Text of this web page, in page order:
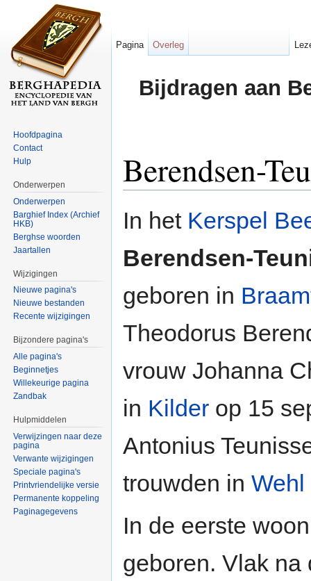
Bijdragen aan
Berendsen-
In het Kerspel
Berendsen-
geboren in
Theodorus
vrouw Johanna
in Kilder op 15
Antonius
trouwden in Wehl
In de eerste
geboren. Vlak
Pagina Overleg
Hoofdpagina
Contact
Hulp
Onderwerpen
Onderwerpen
Barghief Index (Archief
HKB)
Berghse woorden
Jaartallen
Wijzigingen
Nieuwe pagina's
Nieuwe bestanden
Recente wijzigingen
Bijzondere pagina's
Alle pagina's
Beginnetjes
Willekeurige pagina
Zandbak
Hulpmiddelen
Verwijzingen naar deze
pagina
Verwante wijzigingen
Speciale pagina's
Printvriendelijke versie
Permanente koppeling
Paginagegevens